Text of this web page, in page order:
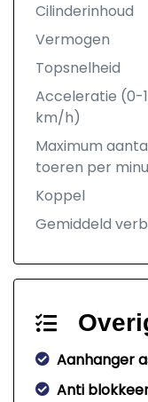
Cilinderinhoud
Vermogen
Topsnelheid
Acceleratie (0-
km/h)
Maximum
toeren per
Koppel
Gemiddeld
Aanhanger
Anti